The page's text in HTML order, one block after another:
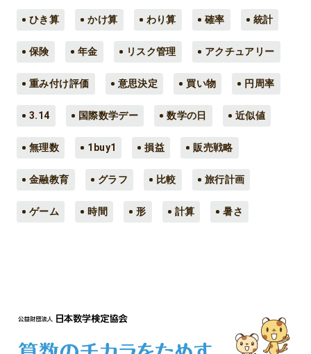
ひき算 かけ算 わり算 確率 統計
保険 年金 リスク管理 アクチュアリー
重み付け評価 意思決定 買い物 円周率
3.14 国際数学デー 数学の日 近似値
無理数 1buy1 損益 販売戦略
金融教育 グラフ 比較 旅行計画
ゲーム 時間 形 計算 暑さ